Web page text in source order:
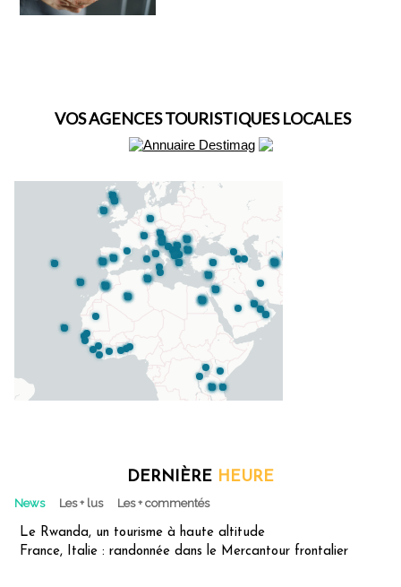
VOS AGENCES TOURISTIQUES LOCALES
DERNIÈRE HEURE
News Les + lus Les + commentés
Le Rwanda, un tourisme à haute altitude
France, Italie : randonnée dans le Mercantour frontalier